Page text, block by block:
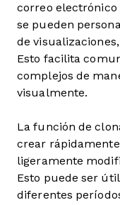
correo
se pueden
de
Esto facilita
complejos de
visualmente.
La función de
crear
ligeramente
Esto puede ser
diferentes